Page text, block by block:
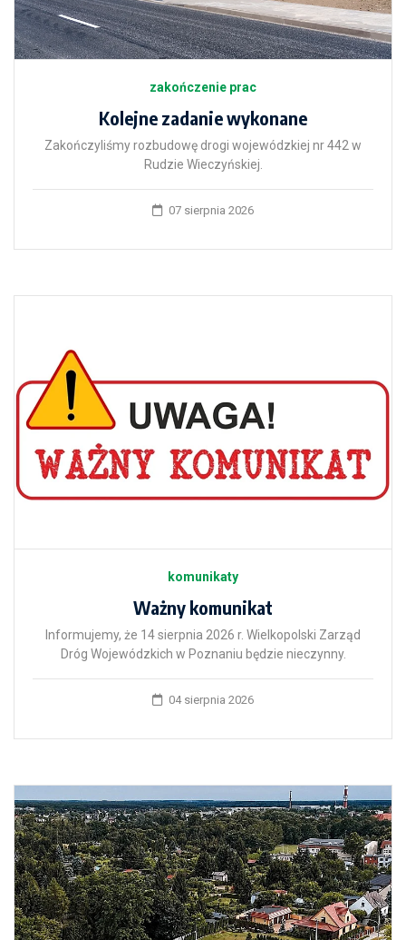
zakończenie prac
Kolejne zadanie wykonane
Zakończyliśmy rozbudowę drogi wojewódzkiej nr 442 w
Rudzie Wieczyńskiej.
07 sierpnia 2026
komunikaty
Ważny komunikat
Informujemy, że 14 sierpnia 2026 r. Wielkopolski Zarząd
Dróg Wojewódzkich w Poznaniu będzie nieczynny.
04 sierpnia 2026